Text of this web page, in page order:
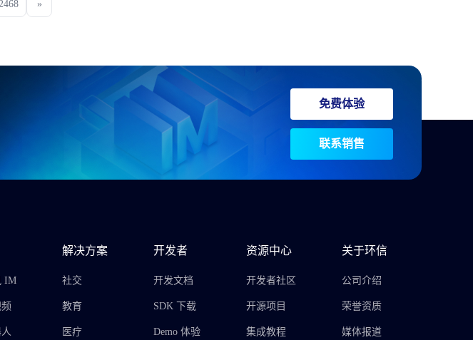
»
免费体验
联系销售
IM
解决方案
社交
教育
医疗
开发者
开发文档
SDK 下载
Demo 体验
资源中心
开发者社区
开源项目
集成教程
关于环信
公司介绍
荣誉资质
媒体报道